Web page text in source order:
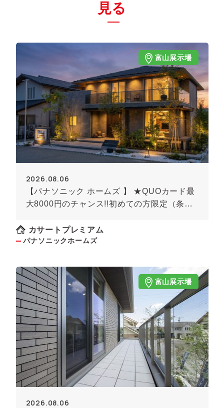
見る
富山展示場
2026.08.06
【パナソニック ホームズ 】 ★QUOカード最
大8000円のチャンス!!初めての方限定（条件
カサートプレミアム
パナソニックホームズ
富山展示場
2026.08.06